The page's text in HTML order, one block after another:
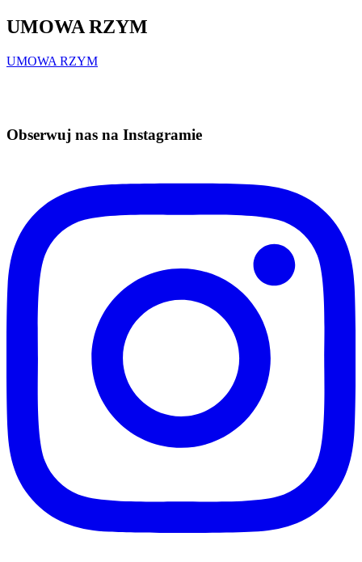
UMOWA RZYM
UMOWA RZYM
Obserwuj nas na Instagramie